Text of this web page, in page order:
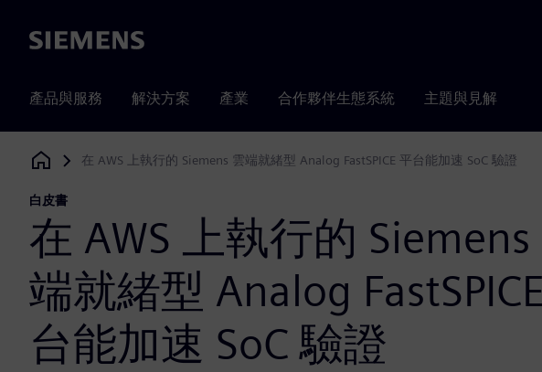
Siemens
產品與服務 解決方案 產業 合作夥伴生態系統 主題與見解
Siemens Digital Industries Software
在 AWS 上執行的 Siemens 雲端就緒型 Analog FastSPICE 平台能加速 SoC 驗證
白皮書
在 AWS 上執行的 Siemens
端就緒型 Analog
台能加速 SoC 驗證